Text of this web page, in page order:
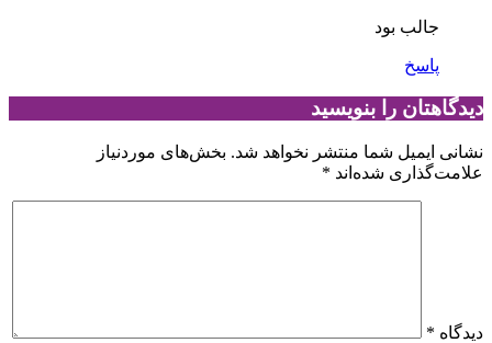
جالب بود
پاسخ
دیدگاهتان را بنویسید
نشانی ایمیل شما منتشر نخواهد شد. بخش‌های موردنیاز
علامت‌گذاری شده‌اند *
دیدگاه *